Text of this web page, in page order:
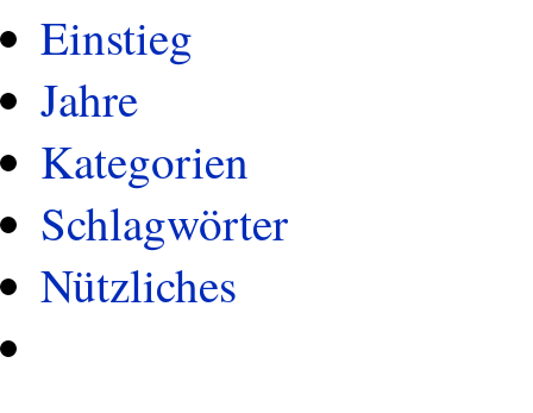
Einstieg
Jahre
Kategorien
Schlagwörter
Nützliches